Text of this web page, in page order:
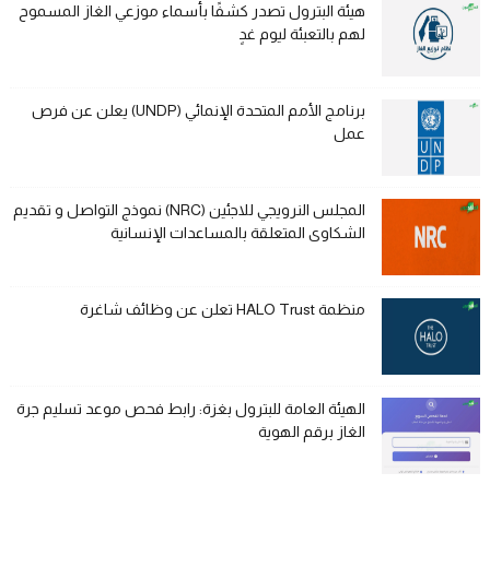
هيئة البترول تصدر كشفًا بأسماء موزعي الغاز المسموح
لهم بالتعبئة ليوم غدٍ
برنامج الأمم المتحدة الإنمائي (UNDP) يعلن عن فرص
عمل
المجلس النرويجي للاجئين (NRC) نموذج التواصل و تقديم
الشكاوى المتعلقة بالمساعدات الإنسانية
منظمة HALO Trust تعلن عن وظائف شاغرة
الهيئة العامة للبترول بغزة: رابط فحص موعد تسليم جرة
الغاز برقم الهوية